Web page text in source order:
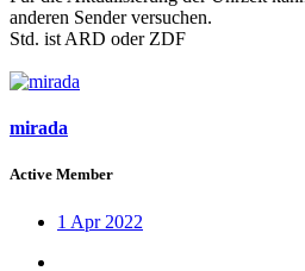
anderen Sender versuchen.
Std. ist ARD oder ZDF
mirada
Active Member
1 Apr 2022